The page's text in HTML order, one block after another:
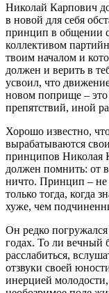
Николай Карпович
в новой для себя
принцип в общении
коллективом
твоим началом и
должен и верить в
усвоил, что
новом поприще – это
препятствий, иной
Хорошо известно,
вырабатываются
принципов Николая
должен помнить: от
ничто. Принцип – не
только тогда, когда
хуже, чем
Он редко
годах. То ли вечный
расслабиться,
отзвуки своей
инерцией молодости,